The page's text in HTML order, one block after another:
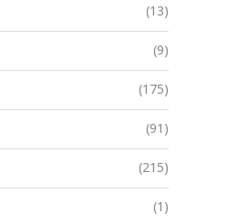
(13)
(9)
(175)
(91)
(215)
(1)